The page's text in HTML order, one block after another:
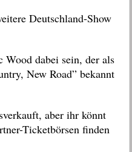
Deutschland-Show
dabei sein, der als
New Road” bekannt
aber ihr könnt
Ticketbörsen finden